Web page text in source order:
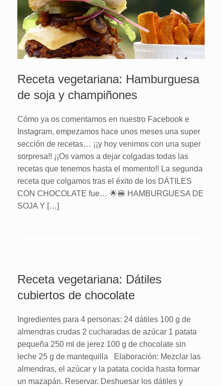
Receta vegetariana: Hamburguesa
de soja y champiñones
Cómo ya os comentamos en nuestro Facebook e
Instagram, empezamos hace unos meses una super
sección de recetas… ¡¡y hoy venimos con una super
sorpresa!! ¡¡Os vamos a dejar colgadas todas las
recetas que tenemos hasta el momento!! La segunda
receta que colgamos tras el éxito de los DÁTILES
CON CHOCOLATE fue… 🌟🍔 HAMBURGUESA DE
SOJA Y […]
Receta vegetariana: Dátiles
cubiertos de chocolate
Ingredientes para 4 personas: 24 dátiles 100 g de
almendras crudas 2 cucharadas de azúcar 1 patata
pequeña 250 ml de jerez 100 g de chocolate sin
leche 25 g de mantequilla Elaboración: Mezclar las
almendras, el azúcar y la patata cocida hasta formar
un mazapán. Reservar. Deshuesar los dátiles y